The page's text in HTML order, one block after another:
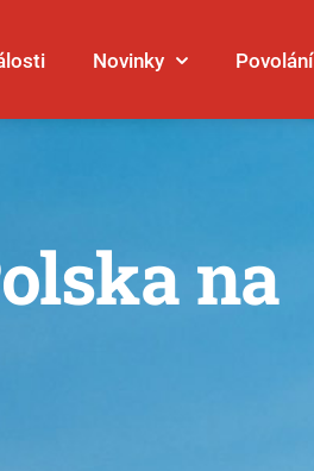
Novinky Povolání
na